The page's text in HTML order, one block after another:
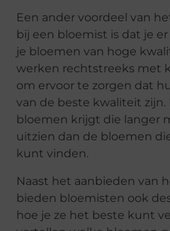
Een ander voordeel van
bij een bloemist is dat je
je bloemen van hoge
werken rechtstreeks met
om ervoor te zorgen dat
van de beste kwaliteit
bloemen krijgt die langer
uitzien dan de bloemen
kunt vinden.
Naast het aanbieden van
bieden bloemisten ook
hoe je ze het beste kunt